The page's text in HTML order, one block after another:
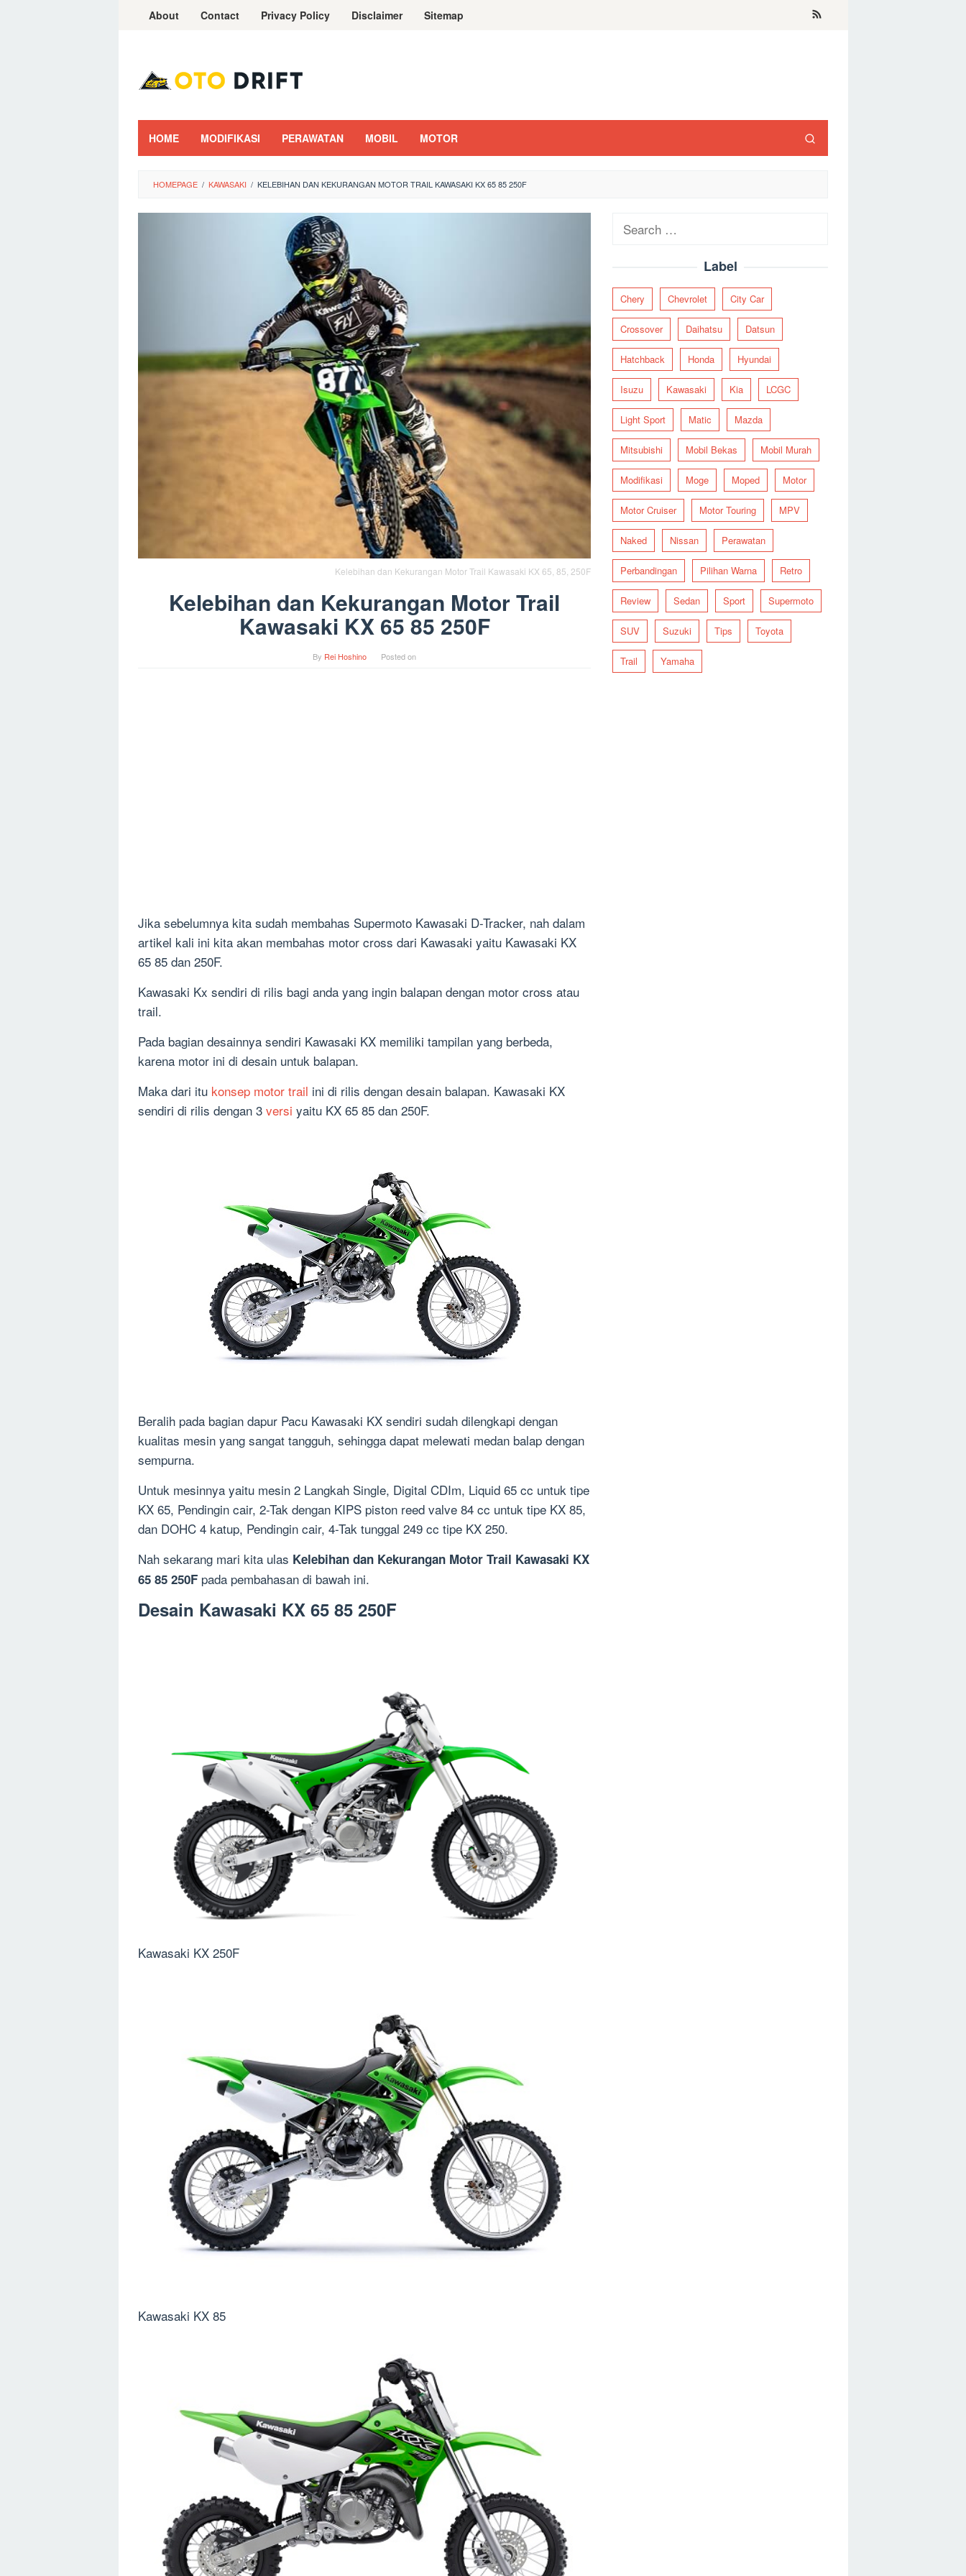
About Contact Privacy Policy Disclaimer Sitemap
HOME MODIFIKASI PERAWATAN MOBIL MOTOR
HOMEPAGE / KAWASAKI / KELEBIHAN DAN KEKURANGAN MOTOR TRAIL KAWASAKI KX 65 85 250F
Kelebihan dan Kekurangan Motor Trail Kawasaki KX 65, 85, 250F
Kelebihan dan Kekurangan Motor Trail
Kawasaki KX 65 85 250F
By Rei Hoshino Posted on
Jika sebelumnya kita sudah membahas Supermoto Kawasaki D-Tracker, nah dalam
artikel kali ini kita akan membahas motor cross dari Kawasaki yaitu Kawasaki KX
65 85 dan 250F.
Kawasaki Kx sendiri di rilis bagi anda yang ingin balapan dengan motor cross atau
trail.
Pada bagian desainnya sendiri Kawasaki KX memiliki tampilan yang berbeda,
karena motor ini di desain untuk balapan.
Maka dari itu konsep motor trail ini di rilis dengan desain balapan. Kawasaki KX
sendiri di rilis dengan 3 versi yaitu KX 65 85 dan 250F.
Beralih pada bagian dapur Pacu Kawasaki KX sendiri sudah dilengkapi dengan
kualitas mesin yang sangat tangguh, sehingga dapat melewati medan balap dengan
sempurna.
Untuk mesinnya yaitu mesin 2 Langkah Single, Digital CDIm, Liquid 65 cc untuk tipe
KX 65, Pendingin cair, 2-Tak dengan KIPS piston reed valve 84 cc untuk tipe KX 85,
dan DOHC 4 katup, Pendingin cair, 4-Tak tunggal 249 cc tipe KX 250.
Nah sekarang mari kita ulas Kelebihan dan Kekurangan Motor Trail Kawasaki KX
65 85 250F pada pembahasan di bawah ini.
Desain Kawasaki KX 65 85 250F
Kawasaki KX 250F
Kawasaki KX 85
Search
Label
Chery Chevrolet City Car
Crossover Daihatsu Datsun
Hatchback Honda Hyundai
Isuzu Kawasaki Kia LCGC
Light Sport Matic Mazda
Mitsubishi Mobil Bekas Mobil Murah
Modifikasi Moge Moped Motor
Motor Cruiser Motor Touring MPV
Naked Nissan Perawatan
Perbandingan Pilihan Warna Retro
Review Sedan Sport Supermoto
SUV Suzuki Tips Toyota
Trail Yamaha